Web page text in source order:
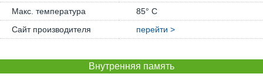
Макс. температура
85° C
Сайт производителя
перейти >
Внутренняя память